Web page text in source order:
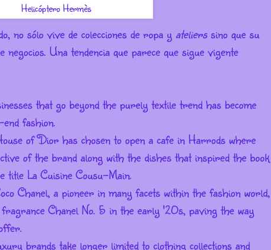
Helicóptero Hermès
no sólo vive de colecciones de ropa y atelierssino que su
Una tendencia que parece que sigue vigente
that go beyond the purely textile trend has become
fashion.
of Dior has chosen to open a cafe in Harrods where
of the brand along with the dishes that inspired the book
title La Cuisine Cousu-Main.
Chanel, a pioneer in many facets within the fashion world,
Chanel No. 5 in the early '20s, paving the way
brands take longer limited to clothing collections and